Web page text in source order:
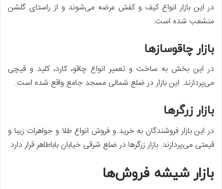
در این بازار انواع کیف و کفش عرضه می‌شوند و از راستای گلشن
منشعب شده است.
بازار چاقوسازها
در این بخش به ساخت و تعمیر انواع چاقو، کارد، کلید و قیچی
می‌پردازند. این بازار در ضلع شمالی مسجد جامع واقع شده است.
بازار زرگرها
در این بازار فروشندگان به خرید و فروش انواع طلا و جواهرات زیبا و
قیمتی می‌پردازند. بازار زرگرها در ضلع شرقی خیابان باباطاهر قرار دارد.
بازار شیشه فروش‌ها